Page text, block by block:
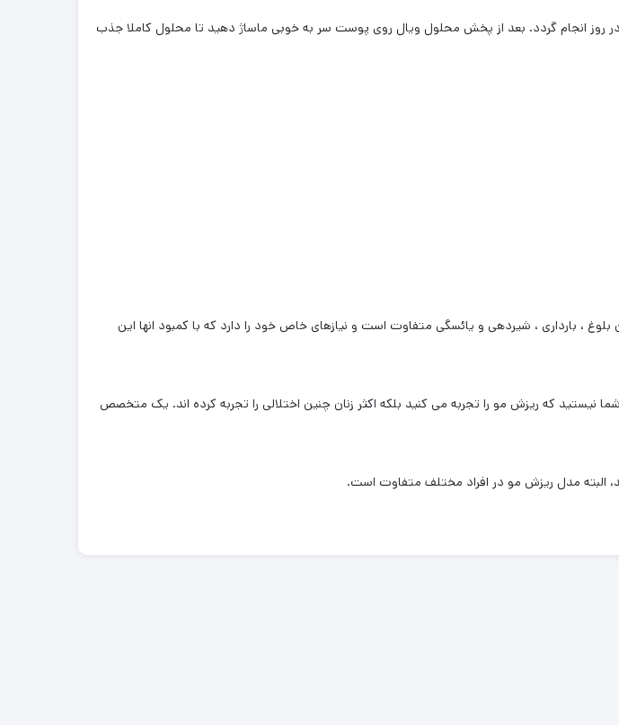
لوسیون مو کرپلاس : مقدار لازم را مستقیماً روی پوست سر پخش کنید یک یا ۲ بار در روز انجام گردد. بعد از پخش محلول ویال روی پوست سر به خوبی ماساژ دهید تا محلول کاملا جذب
، بارداری ، شیردهی و یائسگی متفاوت است و نیازهای خاص خود را دارد که با کمبود انها این
نیستید که ریزش مو را تجربه می کنید بلکه اکثر زنان چنین اختلالی را تجربه کرده اند. یک متخصص